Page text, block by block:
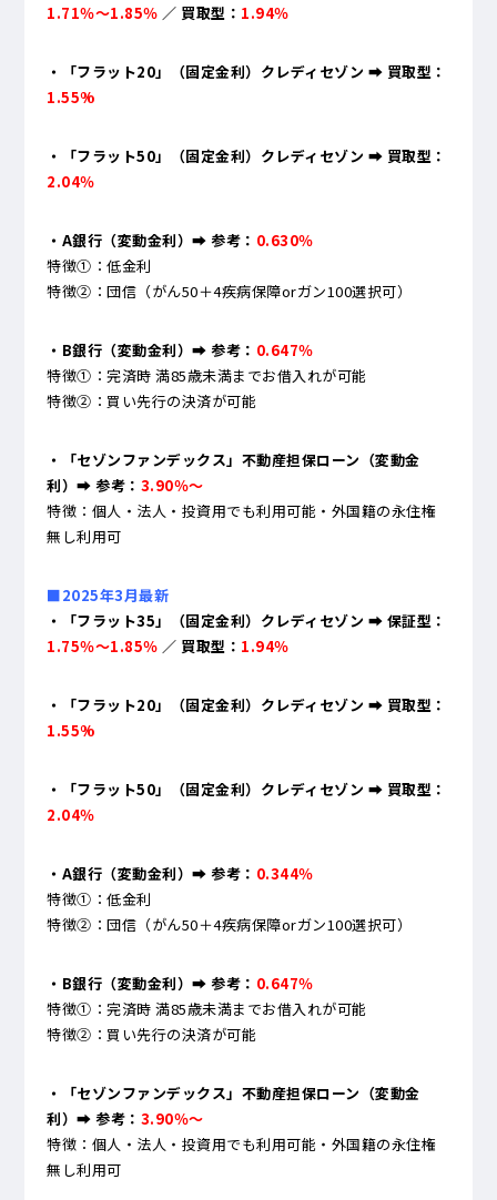
1.71％～1.85％ ／ 買取型： 1.94％
・「フラット20」（固定金利）クレディセゾン ➡ 買取型：
1.55%
・「フラット50」（固定金利）クレディセゾン ➡ 買取型：
2.04％
・A銀行（変動金利）➡ 参考： 0.630％
特徴①：低金利
特徴②：団信（がん50＋4疾病保障orガン100選択可）
・B銀行（変動金利）➡ 参考： 0.647％
特徴①：完済時 満85歳未満までお借入れが可能
特徴②：買い先行の決済が可能
・「セゾンファンデックス」不動産担保ローン（変動金
利）➡ 参考： 3.90％～
特徴：個人・法人・投資用でも利用可能・外国籍の永住権
無し利用可
■2025年3月最新
・「フラット35」（固定金利）クレディセゾン ➡ 保証型：
1.75％～1.85％ ／ 買取型： 1.94％
・「フラット20」（固定金利）クレディセゾン ➡ 買取型：
1.55%
・「フラット50」（固定金利）クレディセゾン ➡ 買取型：
2.04％
・A銀行（変動金利）➡ 参考： 0.344％
特徴①：低金利
特徴②：団信（がん50＋4疾病保障orガン100選択可）
・B銀行（変動金利）➡ 参考： 0.647％
特徴①：完済時 満85歳未満までお借入れが可能
特徴②：買い先行の決済が可能
・「セゾンファンデックス」不動産担保ローン（変動金
利）➡ 参考： 3.90％～
特徴：個人・法人・投資用でも利用可能・外国籍の永住権
無し利用可